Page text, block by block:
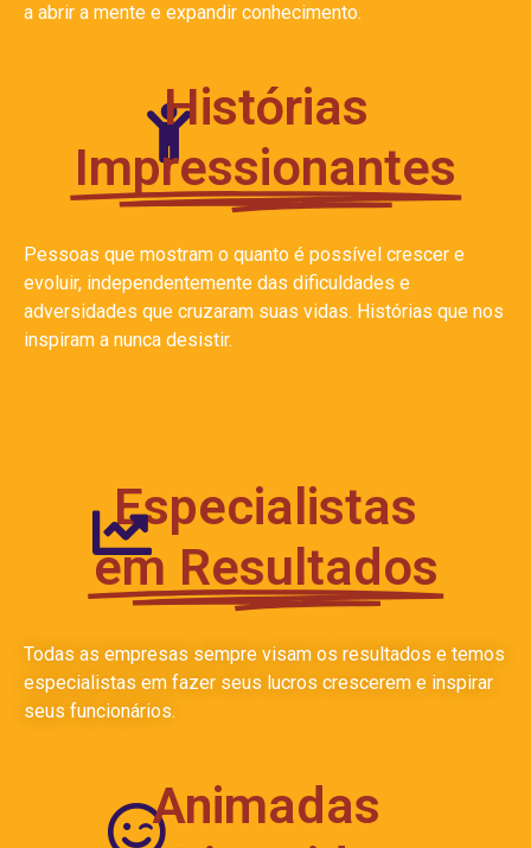
a abrir a mente e expandir conhecimento.
Histórias
Impressionantes
Pessoas que mostram o quanto é possível crescer e
evoluir, independentemente das dificuldades e
adversidades que cruzaram suas vidas. Histórias que nos
inspiram a nunca desistir.
Especialistas
em Resultados
Todas as empresas sempre visam os resultados e temos
especialistas em fazer seus lucros crescerem e inspirar
seus funcionários.
Animadas